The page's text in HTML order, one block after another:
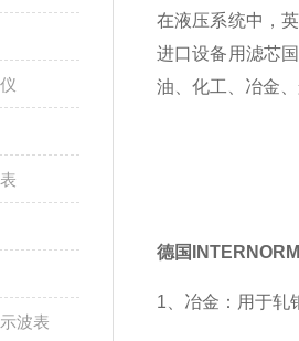
波表
在液压系统中，
进口设备用滤芯
油、化工、冶金
德国
1、冶金：用于轧